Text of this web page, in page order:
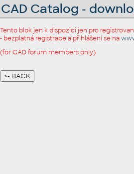
CAD Catalog -
Tento blok jen k dispozici jen pro
- bezplatná registrace a přihlášení se na
(for CAD forum members only)